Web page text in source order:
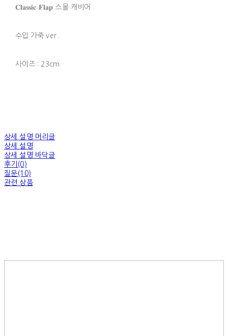
𝐂𝐥𝐚𝐬𝐬𝐢𝐜 𝐅𝐥𝐚𝐩 스몰 캐비어
수입 가죽 ver.
사이즈 : 23cm
상세 설명 머리글
상세 설명
상세 설명 바닥글
후기(0)
질문(10)
관련 상품